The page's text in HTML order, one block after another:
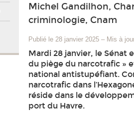
Michel Gandilhon,
criminologie, Cnam
Publié le 28 janvier 2025 – Mis à
Mardi 28 janvier, le Sénat
du piège du narcotrafic »
national antistupéfiant.
narcotrafic dans
réside dans le
port du Havre.